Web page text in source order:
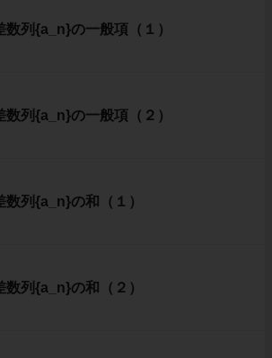
数列{a_n}の一般項（１）
数列{a_n}の一般項（２）
数列{a_n}の和（１）
数列{a_n}の和（２）